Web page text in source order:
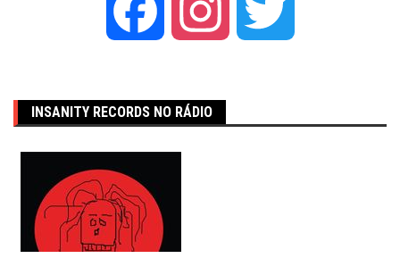
Facebook Instagram
INSANITY RECORDS NO RÁDIO